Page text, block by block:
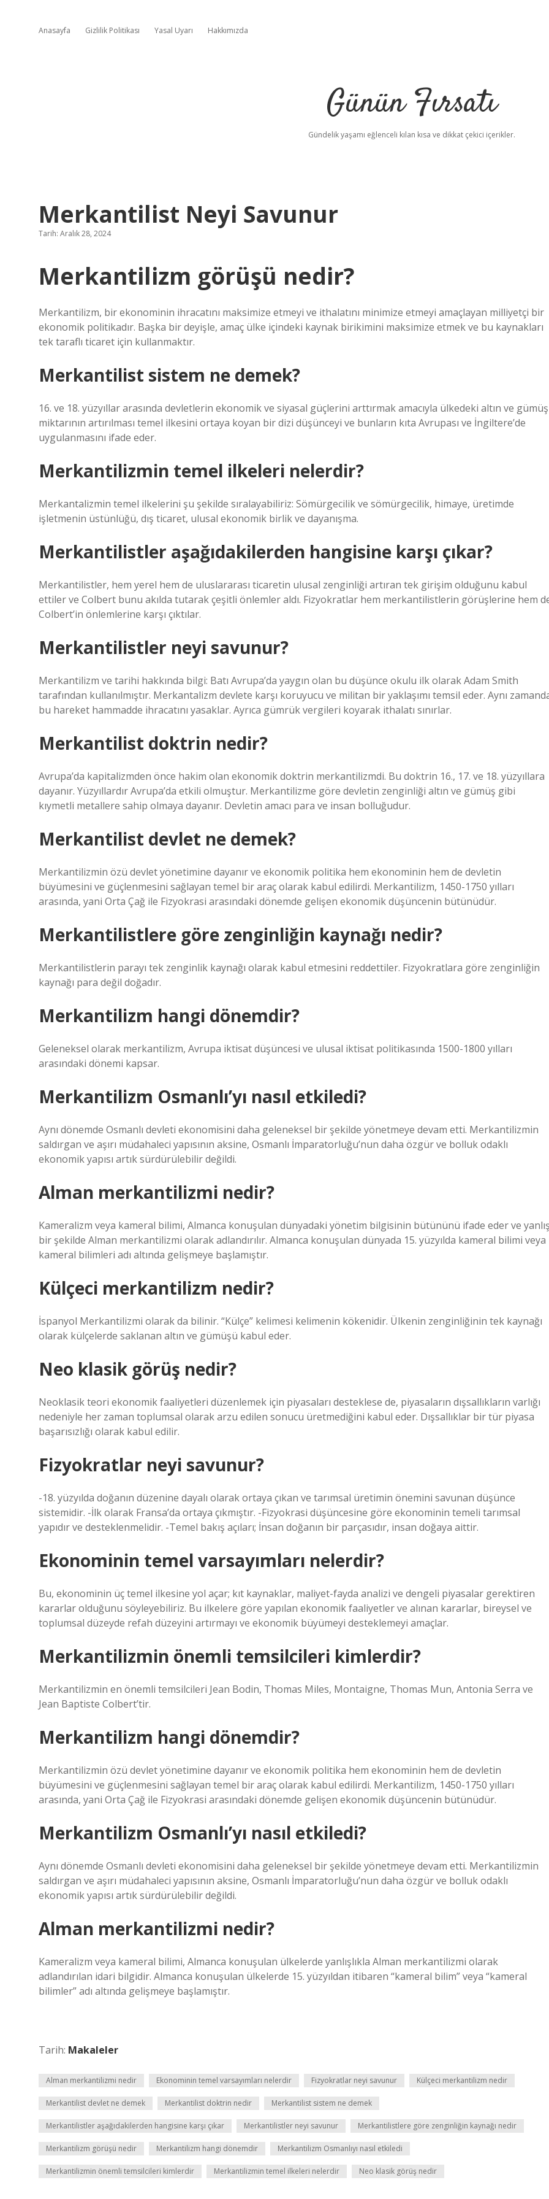
Anasayfa Gizlilik Politikası Yasal Uyarı Hakkımızda
Günün Fırsatı
Gündelik yaşamı eğlenceli kılan kısa ve dikkat çekici içerikler.
Merkantilist Neyi Savunur
Tarih: Aralık 28, 2024
Merkantilizm görüşü nedir?
Merkantilizm, bir ekonominin ihracatını maksimize etmeyi ve ithalatını minimize etmeyi amaçlayan milliyetçi bir
ekonomik politikadır. Başka bir deyişle, amaç ülke içindeki kaynak birikimini maksimize etmek ve bu kaynakları
tek taraflı ticaret için kullanmaktır.
Merkantilist sistem ne demek?
16. ve 18. yüzyıllar arasında devletlerin ekonomik ve siyasal güçlerini arttırmak amacıyla ülkedeki altın ve gümüş
miktarının artırılması temel ilkesini ortaya koyan bir dizi düşünceyi ve bunların kıta Avrupası ve İngiltere’de
uygulanmasını ifade eder.
Merkantilizmin temel ilkeleri nelerdir?
Merkantalizmin temel ilkelerini şu şekilde sıralayabiliriz: Sömürgecilik ve sömürgecilik, himaye, üretimde
işletmenin üstünlüğü, dış ticaret, ulusal ekonomik birlik ve dayanışma.
Merkantilistler aşağıdakilerden hangisine karşı çıkar?
Merkantilistler, hem yerel hem de uluslararası ticaretin ulusal zenginliği artıran tek girişim olduğunu kabul
ettiler ve Colbert bunu akılda tutarak çeşitli önlemler aldı. Fizyokratlar hem merkantilistlerin görüşlerine hem
Colbert’in önlemlerine karşı çıktılar.
Merkantilistler neyi savunur?
Merkantilizm ve tarihi hakkında bilgi: Batı Avrupa’da yaygın olan bu düşünce okulu ilk olarak Adam Smith
tarafından kullanılmıştır. Merkantalizm devlete karşı koruyucu ve militan bir yaklaşımı temsil eder. Aynı
bu hareket hammadde ihracatını yasaklar. Ayrıca gümrük vergileri koyarak ithalatı sınırlar.
Merkantilist doktrin nedir?
Avrupa’da kapitalizmden önce hakim olan ekonomik doktrin merkantilizmdi. Bu doktrin 16., 17. ve 18. yüzyıllara
dayanır. Yüzyıllardır Avrupa’da etkili olmuştur. Merkantilizme göre devletin zenginliği altın ve gümüş gibi
kıymetli metallere sahip olmaya dayanır. Devletin amacı para ve insan bolluğudur.
Merkantilist devlet ne demek?
Merkantilizmin özü devlet yönetimine dayanır ve ekonomik politika hem ekonominin hem de devletin
büyümesini ve güçlenmesini sağlayan temel bir araç olarak kabul edilirdi. Merkantilizm, 1450-1750 yılları
arasında, yani Orta Çağ ile Fizyokrasi arasındaki dönemde gelişen ekonomik düşüncenin bütünüdür.
Merkantilistlere göre zenginliğin kaynağı nedir?
Merkantilistlerin parayı tek zenginlik kaynağı olarak kabul etmesini reddettiler. Fizyokratlara göre zenginliğin
kaynağı para değil doğadır.
Merkantilizm hangi dönemdir?
Geleneksel olarak merkantilizm, Avrupa iktisat düşüncesi ve ulusal iktisat politikasında 1500-1800 yılları
arasındaki dönemi kapsar.
Merkantilizm Osmanlı’yı nasıl etkiledi?
Aynı dönemde Osmanlı devleti ekonomisini daha geleneksel bir şekilde yönetmeye devam etti. Merkantilizmin
saldırgan ve aşırı müdahaleci yapısının aksine, Osmanlı İmparatorluğu’nun daha özgür ve bolluk odaklı
ekonomik yapısı artık sürdürülebilir değildi.
Alman merkantilizmi nedir?
Kameralizm veya kameral bilimi, Almanca konuşulan dünyadaki yönetim bilgisinin bütününü ifade eder ve
bir şekilde Alman merkantilizmi olarak adlandırılır. Almanca konuşulan dünyada 15. yüzyılda kameral bilimi veya
kameral bilimleri adı altında gelişmeye başlamıştır.
Külçeci merkantilizm nedir?
İspanyol Merkantilizmi olarak da bilinir. “Külçe” kelimesi kelimenin kökenidir. Ülkenin zenginliğinin tek kaynağı
olarak külçelerde saklanan altın ve gümüşü kabul eder.
Neo klasik görüş nedir?
Neoklasik teori ekonomik faaliyetleri düzenlemek için piyasaları desteklese de, piyasaların dışsallıkların varlığı
nedeniyle her zaman toplumsal olarak arzu edilen sonucu üretmediğini kabul eder. Dışsallıklar bir tür piyasa
başarısızlığı olarak kabul edilir.
Fizyokratlar neyi savunur?
-18. yüzyılda doğanın düzenine dayalı olarak ortaya çıkan ve tarımsal üretimin önemini savunan düşünce
sistemidir. -İlk olarak Fransa’da ortaya çıkmıştır. -Fizyokrasi düşüncesine göre ekonominin temeli tarımsal
yapıdır ve desteklenmelidir. -Temel bakış açıları; İnsan doğanın bir parçasıdır, insan doğaya aittir.
Ekonominin temel varsayımları nelerdir?
Bu, ekonominin üç temel ilkesine yol açar; kıt kaynaklar, maliyet-fayda analizi ve dengeli piyasalar gerektiren
kararlar olduğunu söyleyebiliriz. Bu ilkelere göre yapılan ekonomik faaliyetler ve alınan kararlar, bireysel ve
toplumsal düzeyde refah düzeyini artırmayı ve ekonomik büyümeyi desteklemeyi amaçlar.
Merkantilizmin önemli temsilcileri kimlerdir?
Merkantilizmin en önemli temsilcileri Jean Bodin, Thomas Miles, Montaigne, Thomas Mun, Antonia Serra ve
Jean Baptiste Colbert’tir.
Merkantilizm hangi dönemdir?
Merkantilizmin özü devlet yönetimine dayanır ve ekonomik politika hem ekonominin hem de devletin
büyümesini ve güçlenmesini sağlayan temel bir araç olarak kabul edilirdi. Merkantilizm, 1450-1750 yılları
arasında, yani Orta Çağ ile Fizyokrasi arasındaki dönemde gelişen ekonomik düşüncenin bütünüdür.
Merkantilizm Osmanlı’yı nasıl etkiledi?
Aynı dönemde Osmanlı devleti ekonomisini daha geleneksel bir şekilde yönetmeye devam etti. Merkantilizmin
saldırgan ve aşırı müdahaleci yapısının aksine, Osmanlı İmparatorluğu’nun daha özgür ve bolluk odaklı
ekonomik yapısı artık sürdürülebilir değildi.
Alman merkantilizmi nedir?
Kameralizm veya kameral bilimi, Almanca konuşulan ülkelerde yanlışlıkla Alman merkantilizmi olarak
adlandırılan idari bilgidir. Almanca konuşulan ülkelerde 15. yüzyıldan itibaren “kameral bilim” veya “kameral
bilimler” adı altında gelişmeye başlamıştır.
Tarih: Makaleler
Alman merkantilizmi nedir Ekonominin temel varsayımları nelerdir Fizyokratlar neyi savunur Külçeci merkantilizm nedir
Merkantilist devlet ne demek Merkantilist doktrin nedir Merkantilist sistem ne demek
Merkantilistler aşağıdakilerden hangisine karşı çıkar Merkantilistler neyi savunur Merkantilistlere göre zenginliğin kaynağı nedir
Merkantilizm görüşü nedir Merkantilizm hangi dönemdir Merkantilizm Osmanlıyı nasıl etkiledi
Merkantilizmin önemli temsilcileri kimlerdir Merkantilizmin temel ilkeleri nelerdir Neo klasik görüş nedir